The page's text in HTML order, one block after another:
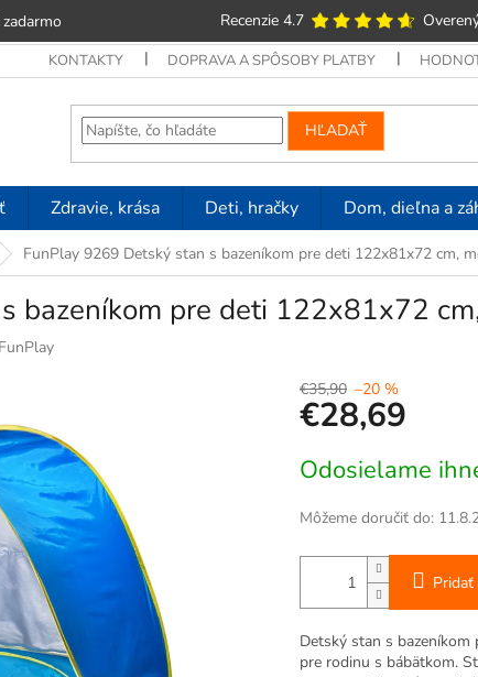
Recenzie 4.7
KONTAKTY DOPRAVA A SPÔSOBY PLATBY
HĽADAŤ
Zdravie, krása Deti, hračky Dom, dieľna a
FunPlay 9269 Detský stan s bazeníkom pre deti 122x81x72 cm,
bazeníkom pre deti 122x81x72
FunPlay
€35,90 –20 %
€28,69
cena:
Odosielame
Môžeme doručiť do:
Detský stan s
pre rodinu s bábätkom.